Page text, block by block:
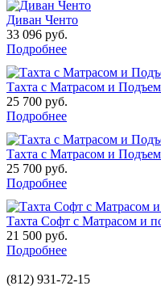
Диван Ченто
33 096 руб.
Подробнее
Тахта с Матрасом и
25 700 руб.
Подробнее
Тахта с Матрасом и
25 700 руб.
Подробнее
Тахта Софт с Матрасом и
21 500 руб.
Подробнее
(812) 931-72-15